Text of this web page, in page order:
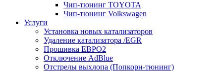
Чип-тюнинг TOYOTA
Чип-тюнинг Volkswagen
Услуги
Установка новых катализаторов
Удаление катализатора /EGR
Прошивка ЕВРО2
Отключение AdBlue
Отстрелы выхлопа (Попкорн-тюнинг)